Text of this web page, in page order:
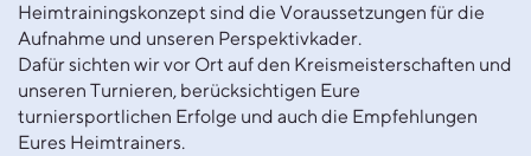
Heimtrainingskonzept sind die Voraussetzungen für die
Aufnahme und unseren Perspektivkader.
Dafür sichten wir vor Ort auf den Kreismeisterschaften und
unseren Turnieren, berücksichtigen Eure
turniersportlichen Erfolge und auch die Empfehlungen
Eures Heimtrainers.